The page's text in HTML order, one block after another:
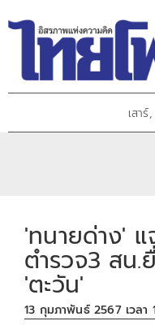
เสา
'ทนายด่าง'
ตำรวจ3 สน.
'ตะวัน'
13 กุมภาพันธ์ 2567 เวลา